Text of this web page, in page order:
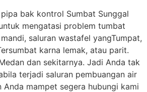
bak kontrol Sumbat Sunggal
mengatasi problem tumbat
saluran wastafel yangTumpat,
karna lemak, atau parit.
dan sekitarnya. Jadi Anda tak
terjadi saluran pembuangan air
mampet segera hubungi kami